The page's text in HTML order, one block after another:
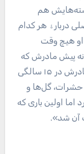
هم
دربارۀ هر کدام
هیچ وقت
پیش مادرش که
معلم مدرسه بود درس خوانده بود. مادرش در ۱۵ سالگی
حشرات، گل‌ها و
اولین باری که
آن شد».